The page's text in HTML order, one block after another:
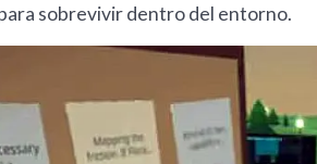
sobrevivir dentro del entorno.